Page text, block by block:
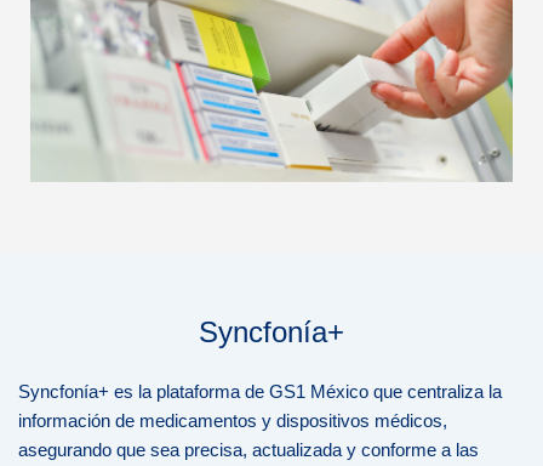
Syncfonía+
Syncfonía+ es la plataforma de GS1 México que centraliza la
información de medicamentos y dispositivos médicos,
asegurando que sea precisa, actualizada y conforme a las